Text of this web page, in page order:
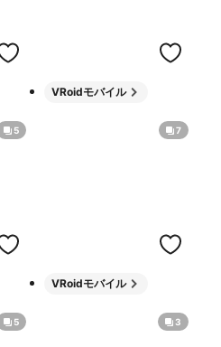
VRoidモバイル
5 7
VRoidモバイル
5 3